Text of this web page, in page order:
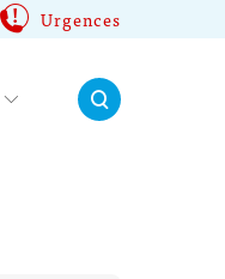
Urgences
Rechercher: